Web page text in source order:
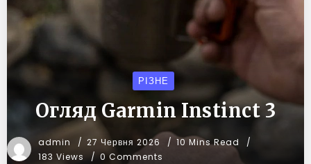
РІЗНЕ
Огляд Garmin Instinct 3
admin 27 Червня 2026
10 Mins Read
183 Views
0 Comments